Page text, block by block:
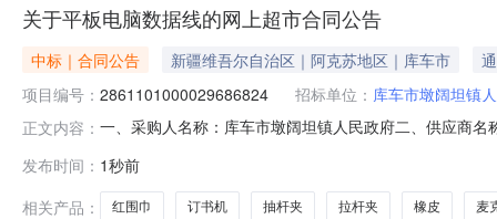
关于平板电脑数据线的网上超市合同公告
中标｜合同公告 新疆维吾尔自治区｜阿克苏地区｜库车市
项目编号： 2861101000029686824 招标单位： 库车市墩阔坦镇
正文内容： 一、采购人名称：库车市墩阔坦镇人民政府二、供应商
原/CHOSEALQS6303根1.002002002得胜TS-K301麦
发布时间： 1秒前
相关产品：
红围巾 订书机 抽杆夹 拉杆夹 橡皮 麦